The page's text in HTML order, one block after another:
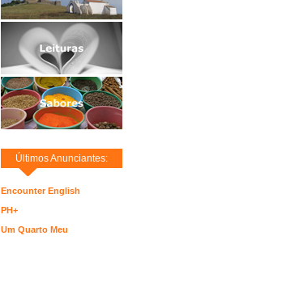
Últimos Anunciantes:
Encounter English
PH+
Um Quarto Meu